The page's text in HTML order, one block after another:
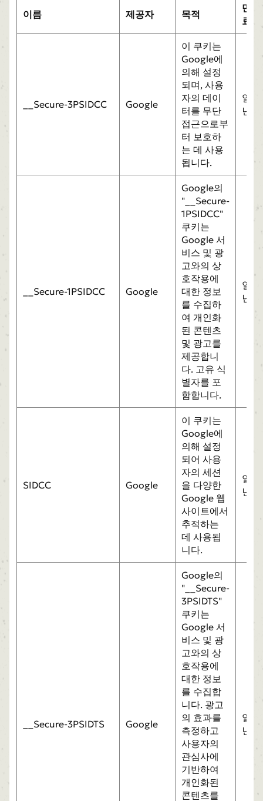
이름 제공자 목적
만
료
__Secure-3PSIDCC Google
이 쿠키는
Google에
의해 설정
되며, 사용
자의 데이
터를 무단
접근으로부
터 보호하
는 데 사용
됩니다.
일
년
__Secure-1PSIDCC Google
Google의
"__Secure-
1PSIDCC"
쿠키는
Google 서
비스 및 광
고와의 상
호작용에
대한 정보
를 수집하
여 개인화
된 콘텐츠
및 광고를
제공합니
다. 고유 식
별자를 포
함합니다.
일
년
SIDCC Google
이 쿠키는
Google에
의해 설정
되어 사용
자의 세션
을 다양한
Google 웹
사이트에서
추적하는
데 사용됩
니다.
일
년
__Secure-3PSIDTS Google
Google의
"__Secure-
3PSIDTS"
쿠키는
Google 서
비스 및 광
고와의 상
호작용에
대한 정보
를 수집합
니다. 광고
의 효과를
측정하고
사용자의
관심사에
기반하여
개인화된
콘텐츠를
일
년